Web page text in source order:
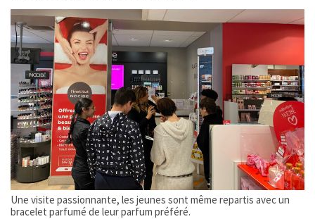
Une visite passionnante, les jeunes sont même repartis avec un
bracelet parfumé de leur parfum préféré.